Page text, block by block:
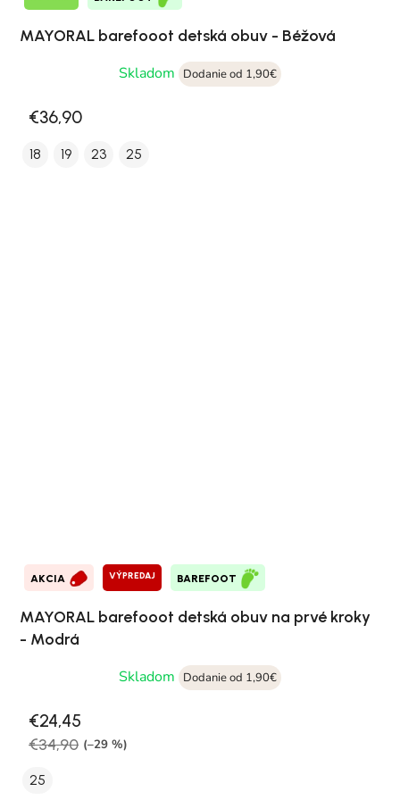
MAYORAL barefooot detská obuv - Béžová
Skladom
Dodanie od 1,90€
€36,90
18 19 23 25
AKCIA VÝPREDAJ BAREFOOT
MAYORAL barefooot detská obuv na prvé kroky
- Modrá
Skladom
Dodanie od 1,90€
€24,45
€34,90 (–29 %)
25